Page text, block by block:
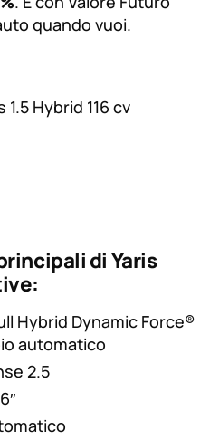
quando vuoi.
Hybrid 116 cv
di Yaris
Hybrid Dynamic Force®
automatico
2.5